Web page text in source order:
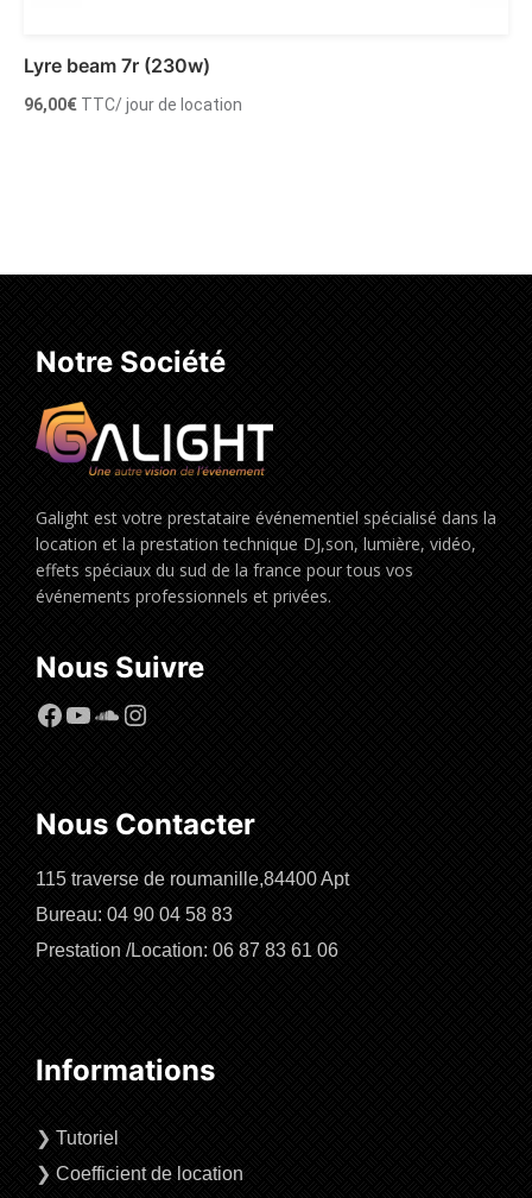
Lyre beam 7r (230w)
96,00€ TTC/ jour de location
Notre Société
Galight est votre prestataire événementiel spécialisé dans la
location et la prestation technique DJ,son, lumière, vidéo,
effets spéciaux du sud de la france pour tous vos
événements professionnels et privées.
Nous Suivre
Facebook
YouTube
SoundCloud
Instagram
Nous Contacter
115 traverse de roumanille,84400 Apt
Bureau: 04 90 04 58 83
Prestation /Location: 06 87 83 61 06
Informations
❯ Tutoriel
❯ Coefficient de location